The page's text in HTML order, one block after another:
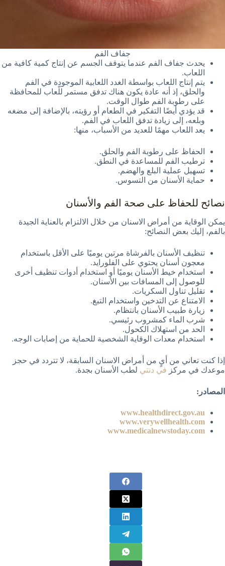
جفاف الفم
يحدث جفاف الفم عندما يتوقف الجسم عن إنتاج كمية كافية من
اللعاب.
يتم إنتاج اللعاب بواسطة الغدد اللعابية الموجودة في الفم
والحلق، إذ أنه عادة يكون هناك تدفق مستمر للّعاب للمحافظة
على رطوبة الفم طوال الوقت.
قد يؤدي أيضًا التفكير في الطعام أو رؤيته، بالإضافة إلى مضغه
وبلعه، إلى زيادة تدفق اللعاب في الفم.
يعد اللعاب مهمًا للعديد من الأسباب، منها:
الحفاظ على رطوبة الفم والحلق.
ترطيب الفم للمساعدة في النطق.
تسهيل عملية البلع والهضم.
حماية الأسنان من التسوس.
نصائح للحفاظ على صحة الفم والأسنان
يمكن الوقاية من أمراض الاسنان من خلال الالتزام بالعناية الجيدة
بالفم، إليك بعض النصائح:
تنظيف الأسنان بالفرشاة مرتين يوميًا على الأقل باستخدام
معجون أسنان يحتوي على الفلورايد.
استخدام خيط الأسنان يوميًا أو استخدام أدوات تنظيف أخرى
للوصول إلى المسافات بين الأسنان.
تقليل تناول السكريات.
الامتناع عن التدخين واستخدام التبغ.
زيارة طبيب الأسنان بانتظام.
شرب الماء كمشروب رئيسي.
الحد من استهلاك الكحول.
استخدام معدات الوقاية الشخصية للحماية من إصابات الوجه.
إذا كنت تعاني من أيٍ من أمراض الاسنان السابقة، لا تتردد في حجز
موعدك في مركز في دنتي لطب الأسنان بجدة.
المصادر:
www.healthdirect.gov.au
www.verywellhealth.com
www.medicalnewstoday.com